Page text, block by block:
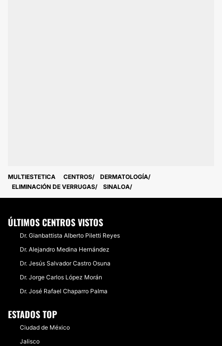
MULTIESTETICA CENTROS
DERMATOLOGÍA
ELIMINACIÓN DE VERRUGAS
SINALOA
ÚLTIMOS CENTROS VISTOS
Dr. Gianbattista Alberto Piletti Reyes
Dr. Alejandro Medina Hernández
Dr. Jesús Salvador Castro Osuna
Dr. Jorge Carlos López Morán
Dr. José Rafael Chaparro Palma
ESTADOS TOP
Ciudad de México
Jalisco